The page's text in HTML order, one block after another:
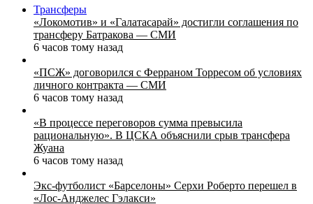
Трансферы
«Локомотив» и «Галатасарай» достигли соглашения по
трансферу Батракова — СМИ
6 часов тому назад
«ПСЖ» договорился с Ферраном Торресом об условиях
личного контракта — СМИ
6 часов тому назад
«В процессе переговоров сумма превысила
рациональную». В ЦСКА объяснили срыв трансфера
Жуана
6 часов тому назад
Экс‑футболист «Барселоны» Серхи Роберто перешел в
«Лос‑Анджелес Гэлакси»